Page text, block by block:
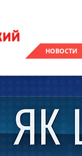
НОВОСТИ